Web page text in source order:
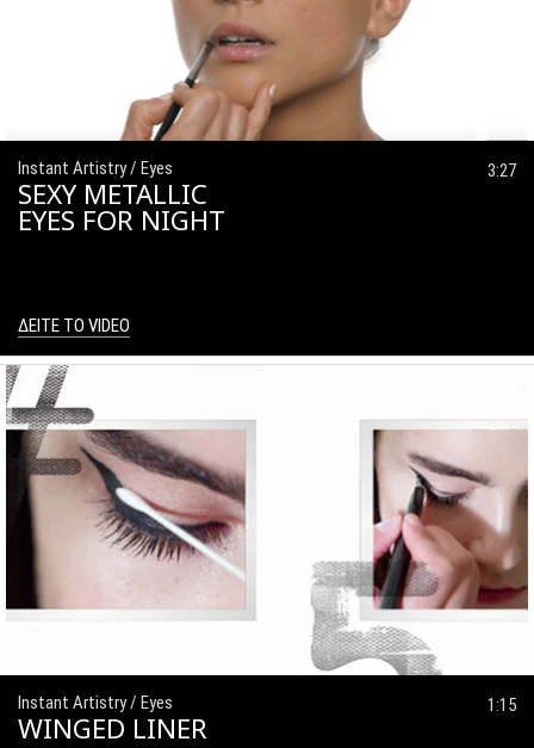
3:27
Instant Artistry / Eyes
SEXY METALLIC
EYES FOR NIGHT
ΔΕΙΤΕ ΤΟ VIDEO
1:15
Instant Artistry / Eyes
WINGED LINER